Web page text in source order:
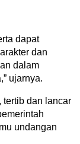
dapat
dan
dalam
ujarnya.
tertib dan lancar
undangan